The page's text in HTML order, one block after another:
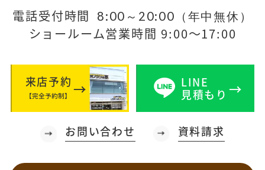
電話受付時間 8:00～20:00（年中無休）
ショールーム営業時間 9:00～17:00
来店予約
【完全予約制】
LINE
見積もり
お問い合わせ 資料請求